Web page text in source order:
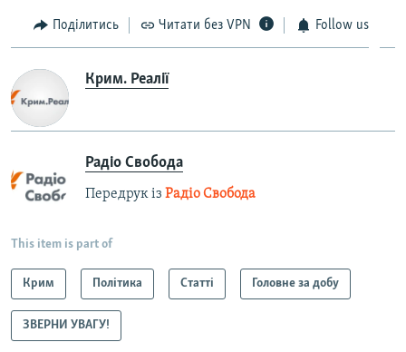
Поділитись Читати без VPN Follow us
Крим. Реалії
Радіо Свобода
Передрук із Радіо Свобода
This item is part of
Крим Політика Статті Головне за добу
ЗВЕРНИ УВАГУ!